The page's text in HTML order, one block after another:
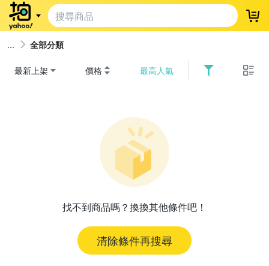
登
全部分類
最新上架 價格 最高人氣
找不到商品嗎？換換其他條件吧！
清除條件再搜尋